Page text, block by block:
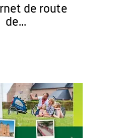
de route
de...